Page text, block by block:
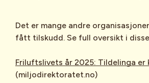
Det er mange andre
fått tilskudd. Se full oversikt i
Friluftslivets år 2025: Tildelinga er
(miljodirektoratet.no)